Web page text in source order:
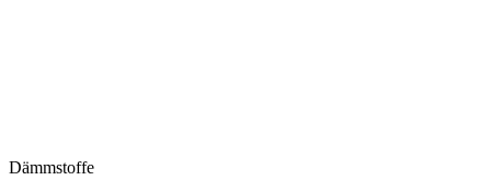
Dämmstoffe